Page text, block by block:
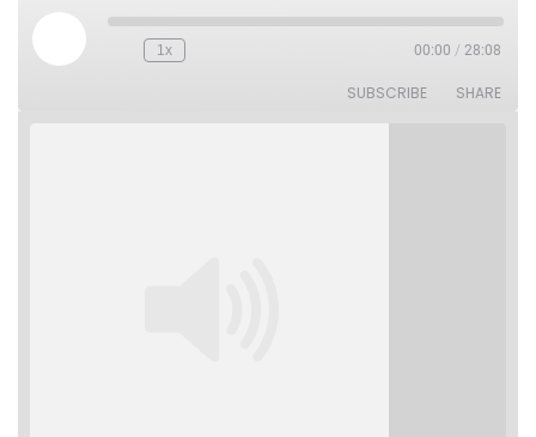
Play
Episode
Rewind
1x 00:00 / 28:08
SUBSCRIBE SHARE